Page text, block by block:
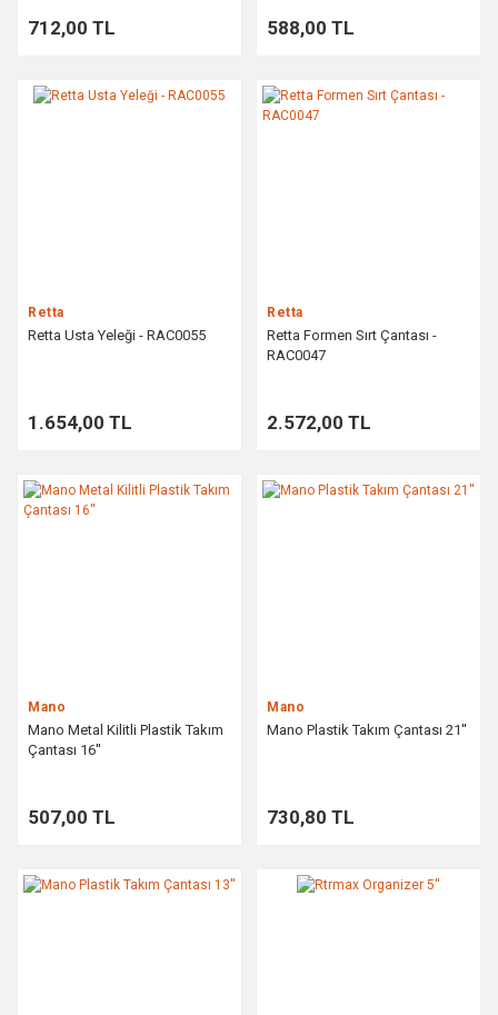
712,00 TL 588,00 TL
Retta
Retta Usta Yeleği - RAC0055
1.654,00 TL
Retta
Retta Formen Sırt Çantası -
RAC0047
2.572,00 TL
Mano
Mano Metal Kilitli Plastik Takım
Çantası 16''
507,00 TL
Mano
Mano Plastik Takım Çantası 21''
730,80 TL